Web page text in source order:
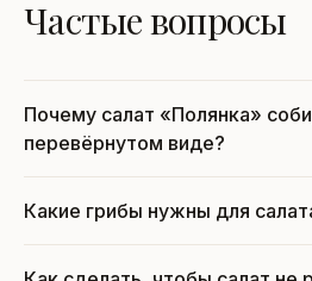
Частые вопросы
Почему салат «Полянка»
перевёрнутом виде?
Какие грибы нужны для